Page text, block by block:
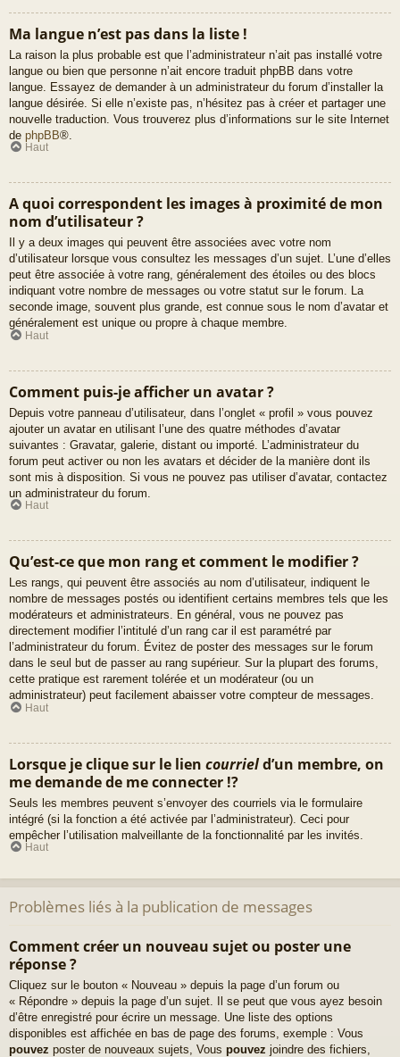
Ma langue n’est pas dans la liste !
La raison la plus probable est que l’administrateur n’ait pas installé votre
langue ou bien que personne n’ait encore traduit phpBB dans votre
langue. Essayez de demander à un administrateur du forum d’installer la
langue désirée. Si elle n’existe pas, n’hésitez pas à créer et partager une
nouvelle traduction. Vous trouverez plus d’informations sur le site Internet
de phpBB®.
Haut
A quoi correspondent les images à proximité de mon
nom d’utilisateur ?
Il y a deux images qui peuvent être associées avec votre nom
d’utilisateur lorsque vous consultez les messages d’un sujet. L’une d’elles
peut être associée à votre rang, généralement des étoiles ou des blocs
indiquant votre nombre de messages ou votre statut sur le forum. La
seconde image, souvent plus grande, est connue sous le nom d’avatar et
généralement est unique ou propre à chaque membre.
Haut
Comment puis-je afficher un avatar ?
Depuis votre panneau d’utilisateur, dans l’onglet « profil » vous pouvez
ajouter un avatar en utilisant l’une des quatre méthodes d’avatar
suivantes : Gravatar, galerie, distant ou importé. L’administrateur du
forum peut activer ou non les avatars et décider de la manière dont ils
sont mis à disposition. Si vous ne pouvez pas utiliser d’avatar, contactez
un administrateur du forum.
Haut
Qu’est-ce que mon rang et comment le modifier ?
Les rangs, qui peuvent être associés au nom d’utilisateur, indiquent le
nombre de messages postés ou identifient certains membres tels que les
modérateurs et administrateurs. En général, vous ne pouvez pas
directement modifier l’intitulé d’un rang car il est paramétré par
l’administrateur du forum. Évitez de poster des messages sur le forum
dans le seul but de passer au rang supérieur. Sur la plupart des forums,
cette pratique est rarement tolérée et un modérateur (ou un
administrateur) peut facilement abaisser votre compteur de messages.
Haut
Lorsque je clique sur le lien courrield’un membre, on
me demande de me connecter !?
Seuls les membres peuvent s’envoyer des courriels via le formulaire
intégré (si la fonction a été activée par l’administrateur). Ceci pour
empêcher l’utilisation malveillante de la fonctionnalité par les invités.
Haut
Problèmes liés à la publication de messages
Comment créer un nouveau sujet ou poster une
réponse ?
Cliquez sur le bouton « Nouveau » depuis la page d’un forum ou
« Répondre » depuis la page d’un sujet. Il se peut que vous ayez besoin
d’être enregistré pour écrire un message. Une liste des options
disponibles est affichée en bas de page des forums, exemple : Vous
pouvez poster de nouveaux sujets, Vous pouvez joindre des fichiers,